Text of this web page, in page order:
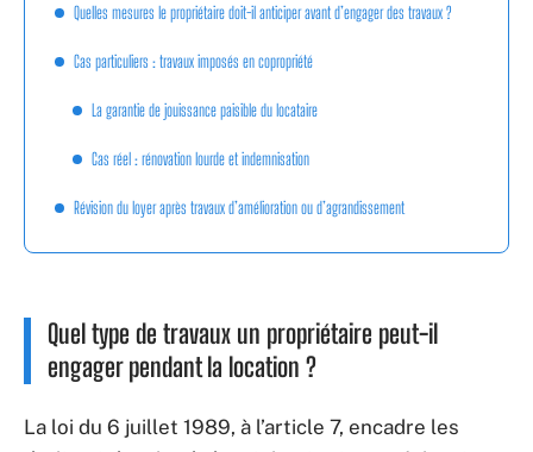
Quelles mesures le propriétaire doit-il anticiper avant d’engager des travaux ?
Cas particuliers : travaux imposés en copropriété
La garantie de jouissance paisible du locataire
Cas réel : rénovation lourde et indemnisation
Révision du loyer après travaux d’amélioration ou d’agrandissement
Quel type de travaux un propriétaire peut-il
engager pendant la location ?
La loi du 6 juillet 1989, à l’article 7, encadre les